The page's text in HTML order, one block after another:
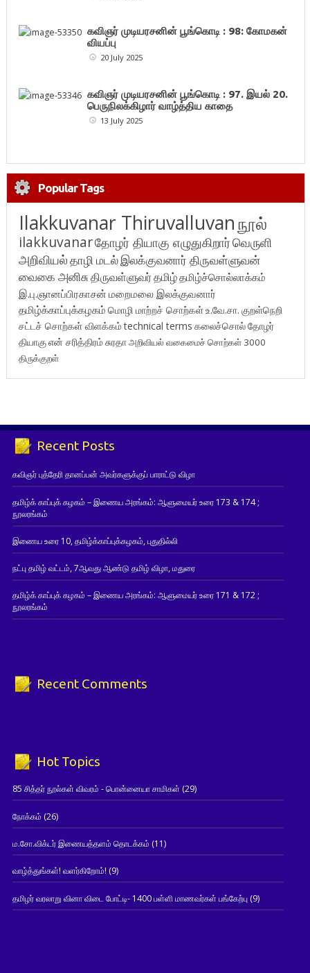
கவிஞர் முடியரசனின் பூங்கொடி : 98: கோமகன்
வியப்பு
20 July 2025
கவிஞர் முடியரசனின் பூங்கொடி : 97. இயல் 20.
பெருநிலக்கிழார் வாழ்த்திய காதை
13 July 2025
Popular Tags
Ilakkuvanar Thiruvalluvanநூல்
ilakkuvanarதோழர் தியாகு எழுதுகிறார்வெருளி
அறிவியல்தாழி மடல்இலக்குவனார் திருவள்ளுவன்
வைகை அனிசுதிருவள்ளுவர்தமிழ்தமிழ்ச்சொல்லாக்கம்
இ.பு.ஞானப்பிரகாசன் மறைமலை இலக்குவனார்
தமிழ்க்காப்புக்கழகம் மொழி மாற்றச் சொற்கள்உ.வே.சா. குறள்நெறி
சட்டச் சொற்கள் விளக்கம்technical terms கலைச்சொல்தோழர்
தியாகுஎன் சரித்திரம்சுரதாஅறிவியல் வகைமைச் சொற்கள் 3000
திருக்குறள்
Recent Posts
கவிஞர் புத்தேரி தானப்பன் அவர்களுக்குப் பாராட்டு விழா
தமிழ்க் காப்புக் கழகம் – இணைய அரங்கம்: ஆளுமையர் உரை 173 & 174 ;
நூலரங்கம்
இணைய உரை 10, தமிழ்க்காப்புக்கழகம், புதுதில்லி
நட்பு தமிழ் வட்டம், 7ஆவது ஆண்டு தமிழ் விழா, மதுரை
தமிழ்க் காப்புக் கழகம் – இணைய அரங்கம்: ஆளுமையர் உரை 171 & 172 ;
நூலரங்கம்
Recent Comments
Hot Topics
85 சித்தர் நூல்கள் விவரம் - பொன்னையா சாமிகள் (29)
நோக்கம் (26)
ம.சோ.விக்டர் இணையத்தளம் தொடக்கம் (11)
வாழ்த்துங்கள்! வளர்கிறோம்! (9)
தமிழர் வரலாறு வினா விடை போட்டி- 1400 பள்ளி மாணவர்கள் பங்கேற்பு(9)